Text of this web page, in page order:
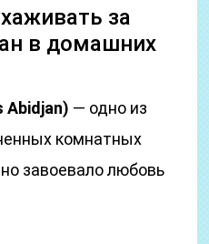
за
в домашних
Abidjan) — одно из
комнатных
завоевало любовь